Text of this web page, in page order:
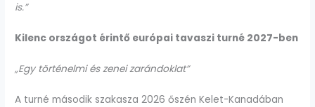
is.”
Kilenc országot érintő európai tavaszi turné 2027-ben
„Egy történelmi és zenei zarándoklat”
A turné második szakasza 2026 őszén Kelet-Kanadában